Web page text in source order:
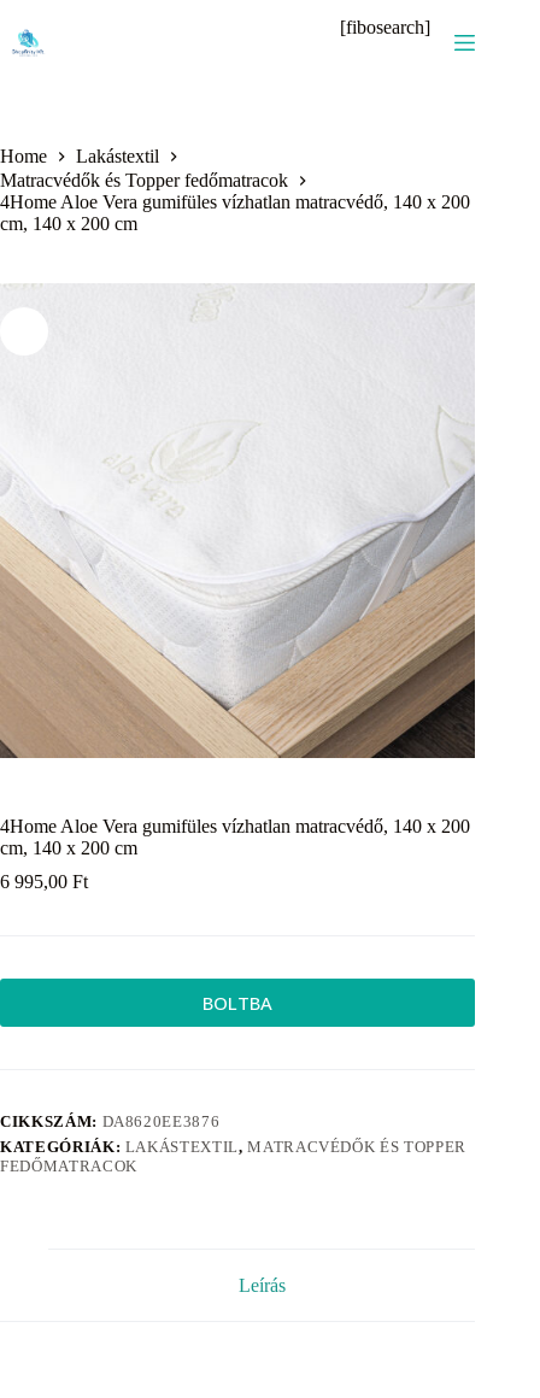
content
[fibosearch]
Home
Lakástextil
Matracvédők és Topper fedőmatracok
4Home Aloe Vera gumifüles vízhatlan matracvédő, 140 x 200
cm, 140 x 200 cm
4Home Aloe Vera gumifüles vízhatlan matracvédő, 140 x 200
cm, 140 x 200 cm
6 995,00 Ft
BOLTBA
CIKKSZÁM: DA8620EE3876
KATEGÓRIÁK: LAKÁSTEXTIL,MATRACVÉDŐK ÉS TOPPER
FEDŐMATRACOK
Leírás